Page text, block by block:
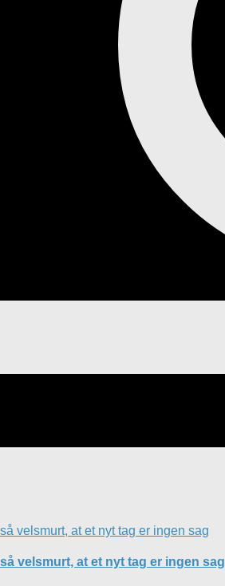
velsmurt, at et nyt tag er ingen sag